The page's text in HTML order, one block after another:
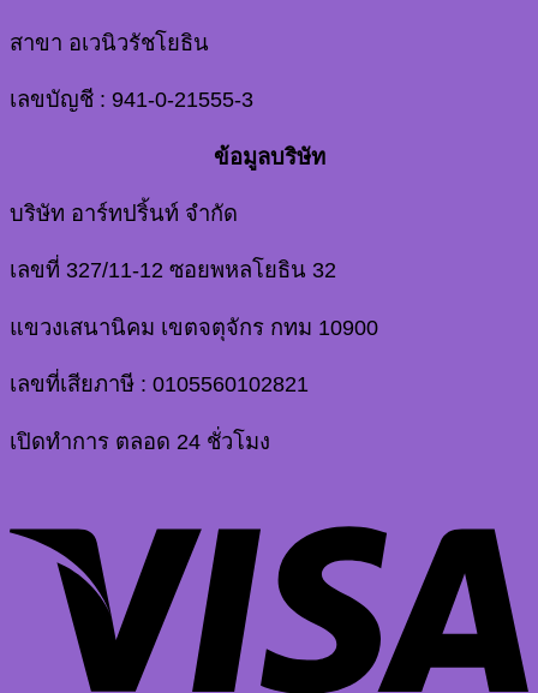
สาขา อเวนิวรัชโยธิน
เลขบัญชี : 941-0-21555-3
ข้อมูลบริษัท
บริษัท อาร์ทปริ้นท์ จำกัด
เลขที่ 327/11-12 ซอยพหลโยธิน 32
แขวงเสนานิคม เขตจตุจักร กทม 10900
เลขที่เสียภาษี : 0105560102821
เปิดทำการ ตลอด 24 ชั่วโมง